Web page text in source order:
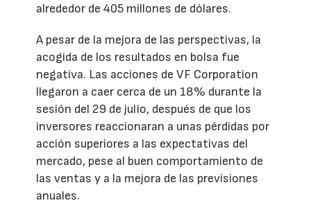
alrededor de 405 millones de dólares.
A pesar de la mejora de las perspectivas, la
acogida de los resultados en bolsa fue
negativa. Las acciones de VF Corporation
llegaron a caer cerca de un 18% durante la
sesión del 29 de julio, después de que los
inversores reaccionaran a unas pérdidas por
acción superiores a las expectativas del
mercado, pese al buen comportamiento de
las ventas y a la mejora de las previsiones
anuales.